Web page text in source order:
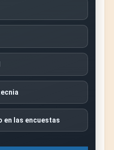
en las encuestas